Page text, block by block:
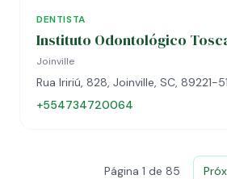
DENTISTA
Instituto Odontológico
Joinville
Rua Iririú, 828, Joinville, SC, 89221-
+554734720064
Página 1 de 85